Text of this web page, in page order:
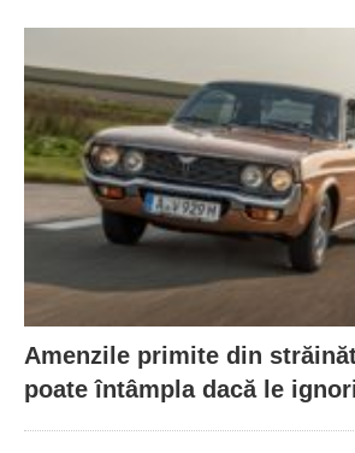
Amenzile primite din
poate întâmpla dacă le